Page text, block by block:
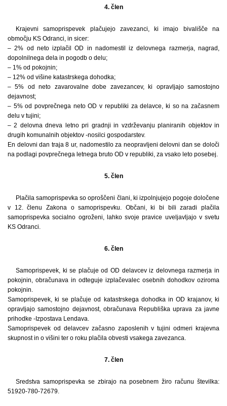
4. člen
Krajevni samoprispevek plačujejo zavezanci, ki imajo bivališče na
območju KS Odranci, in sicer:
– 2% od neto izplačil OD in nadomestil iz delovnega razmerja, nagrad,
dopolnilnega dela in pogodb o delu;
– 1% od pokojnin;
– 12% od višine katastrskega dohodka;
– 5% od neto zavarovalne dobe zavezancev, ki opravljajo samostojno
dejavnost;
– 5% od povprečnega neto OD v republiki za delavce, ki so na začasnem
delu v tujini;
– 2 delovna dneva letno pri gradnji in vzdrževanju planiranih objektov in
drugih komunalnih objektov -nosilci gospodarstev.
En delovni dan traja 8 ur, nadomestilo za neopravljeni delovni dan se določi
na podlagi povprečnega letnega bruto OD v republiki, za vsako leto posebej.
5. člen
Plačila samoprispevka so oproščeni člani, ki izpolnjujejo pogoje določene
v 12. členu Zakona o samoprispevku. Občani, ki bi bili zaradi plačila
samoprispevka socialno ogroženi, lahko svoje pravice uveljavljajo v svetu
KS Odranci.
6. člen
Samoprispevek, ki se plačuje od OD delavcev iz delovnega razmerja in
pokojnin, obračunava in odteguje izplačevalec osebnih dohodkov oziroma
pokojnin.
Samoprispevek, ki se plačuje od katastrskega dohodka in OD krajanov, ki
opravljajo samostojno dejavnost, obračunava Republiška uprava za javne
prihodke -Izpostava Lendava.
Samoprispevek od delavcev začasno zaposlenih v tujini odmeri krajevna
skupnost in o višini ter o roku plačila obvesti vsakega zavezanca.
7. člen
Sredstva samoprispevka se zbirajo na posebnem žiro računu številka:
51920-780-72679.